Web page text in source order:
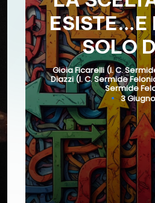
i
i
n
R
e
t
e
ESISTE…E
SOLO
Posted
by
Gioia Ficarelli (I. C.
Diazzi (I. C. Sermide
Sermide
3 Giugno